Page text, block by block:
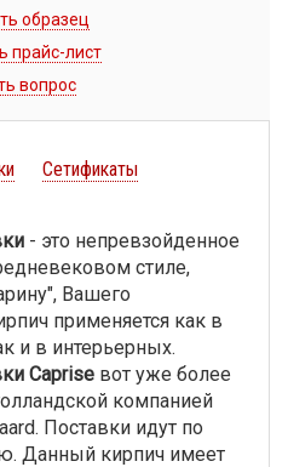
образец
прайс-лист
вопрос
Сетификаты
- это непревзойденное
стиле,
Вашего
применяется как в
и в интерьерных.
Caprise вот уже более
компанией
Поставки идут по
Данный кирпич имеет